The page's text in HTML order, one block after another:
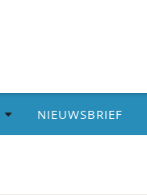
NIEUWSBRIEF